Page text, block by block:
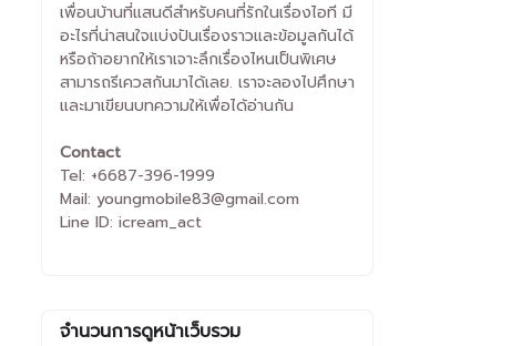
เพื่อนบ้านที่แสนดีสำหรับคนที่รักในเรื่องไอที มี
อะไรที่น่าสนใจแบ่งปันเรื่องราวและข้อมูลกันได้
หรือถ้าอยากให้เราเจาะลึกเรื่องไหนเป็นพิเศษ
สามารถรีเควสกันมาได้เลย. เราจะลองไปศึกษา
และมาเขียนบทความให้เพื่อได้อ่านกัน
Contact
Tel: +6687-396-1999
Mail: youngmobile83@gmail.com
Line ID: icream_act
จำนวนการดูหน้าเว็บรวม